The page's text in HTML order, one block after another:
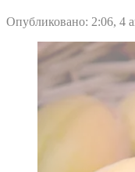
Опубликовано: 2:06, 4